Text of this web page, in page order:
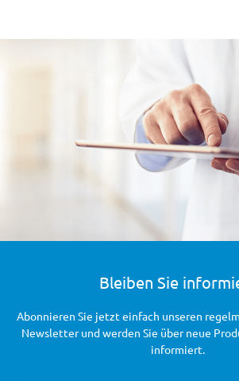
Bleiben Sie
Abonnieren Sie jetzt einfach unseren
Newsletter und werden Sie über neue
informiert.